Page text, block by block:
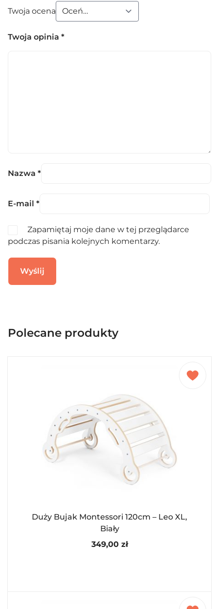
Twoja ocena
Twoja opinia *
Nazwa *
E-mail *
Zapamiętaj moje dane w tej przeglądarce
podczas pisania kolejnych komentarzy.
Polecane produkty
Duży Bujak Montessori 120cm – Leo XL,
Biały
349,00 zł